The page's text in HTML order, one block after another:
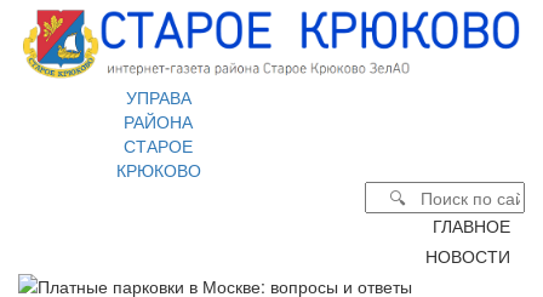
УПРАВА
РАЙОНА
СТАРОЕ
КРЮКОВО
ГЛАВНОЕ
НОВОСТИ